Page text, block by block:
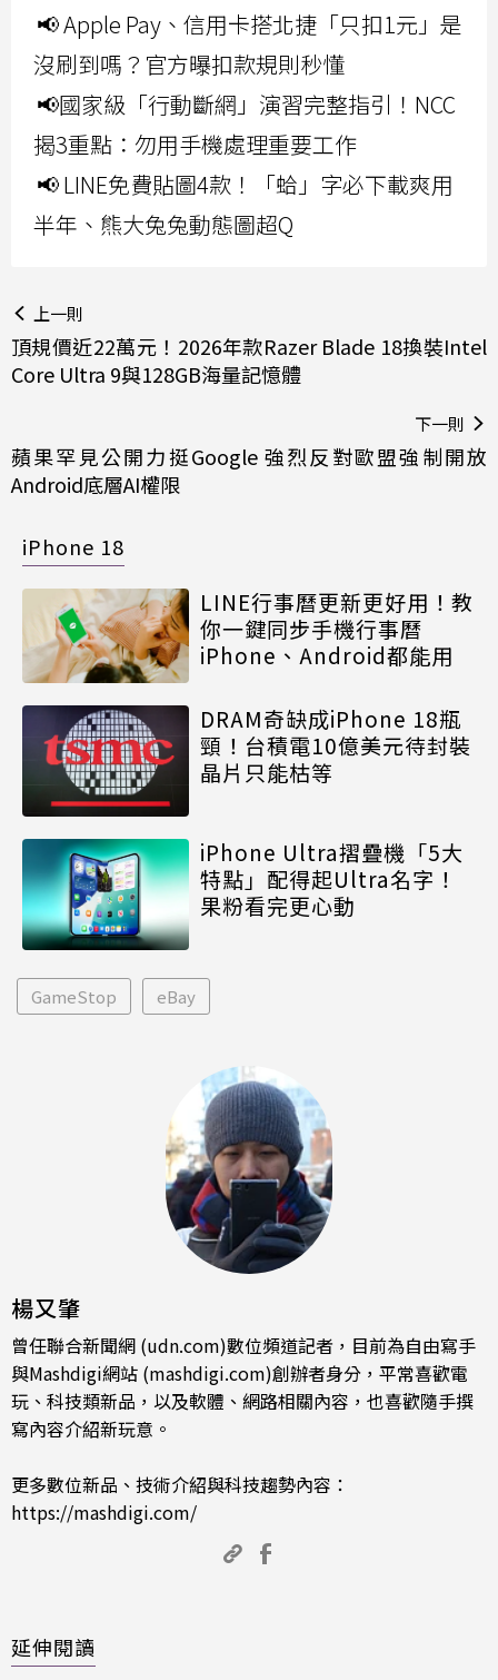
📢 Apple Pay、信用卡搭北捷「只扣1元」是
沒刷到嗎？官方曝扣款規則秒懂
📢國家級「行動斷網」演習完整指引！NCC
揭3重點：勿用手機處理重要工作
📢 LINE免費貼圖4款！「蛤」字必下載爽用
半年、熊大兔兔動態圖超Q
上一則
頂規價近22萬元！2026年款Razer Blade 18換裝Intel
Core Ultra 9與128GB海量記憶體
下一則
蘋果罕見公開力挺Google 強烈反對歐盟強制開放
Android底層AI權限
iPhone 18
LINE行事曆更新更好用！教
你一鍵同步手機行事曆
iPhone、Android都能用
DRAM奇缺成iPhone 18瓶
頸！台積電10億美元待封裝
晶片只能枯等
iPhone Ultra摺疊機「5大
特點」配得起Ultra名字！
果粉看完更心動
GameStop eBay
楊又肇
曾任聯合新聞網 (udn.com)數位頻道記者，目前為自由寫手
與Mashdigi網站 (mashdigi.com)創辦者身分，平常喜歡電
玩、科技類新品，以及軟體、網路相關內容，也喜歡隨手撰
寫內容介紹新玩意。
更多數位新品、技術介紹與科技趨勢內容：
https://mashdigi.com/
延伸閱讀